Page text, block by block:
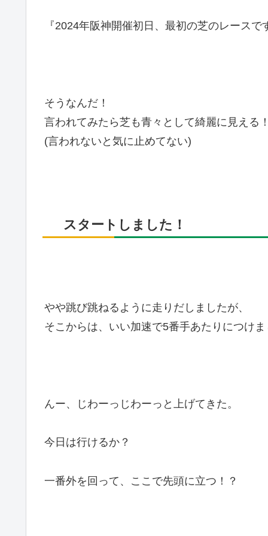
『2024年阪神開催初日、最初の芝のレースで
そうなんだ！
言われてみたら芝も青々として綺麗に見える
(言われないと気に止めてない)
スタートしました！
やや跳び跳ねるように走りだしましたが、
そこからは、いい加速で5番手あたりにつけ
んー、じわーっじわーっと上げてきた。
今日は行けるか？
一番外を回って、ここで先頭に立つ！？